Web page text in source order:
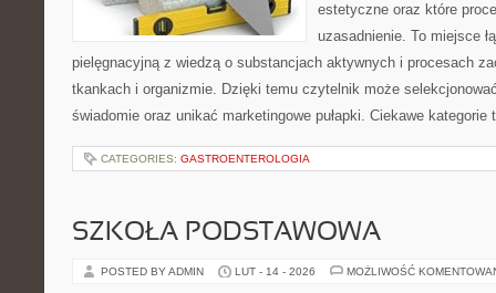
estetyczne oraz które
uzasadnienie. To miejsce
pielęgnacyjną z wiedzą o substancjach aktywnych i procesach
tkankach i organizmie. Dzięki temu czytelnik może
świadomie oraz unikać marketingowe pułapki. Ciekawe
CATEGORIES: GASTROENTEROLOGIA
SZKOŁA PODSTAWOWA
POSTED BY ADMIN LUT - 14 - 2026 MOŻLIWOŚĆ